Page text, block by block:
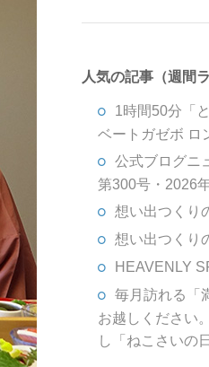
人気の記事（週間
1時間50分「
ベートガゼボ ロ
公式ブログニ
第300号・2026
想い出つくり
想い出つくり
HEAVENLY
毎月訪れる「
お越しください
し「ねこさいの